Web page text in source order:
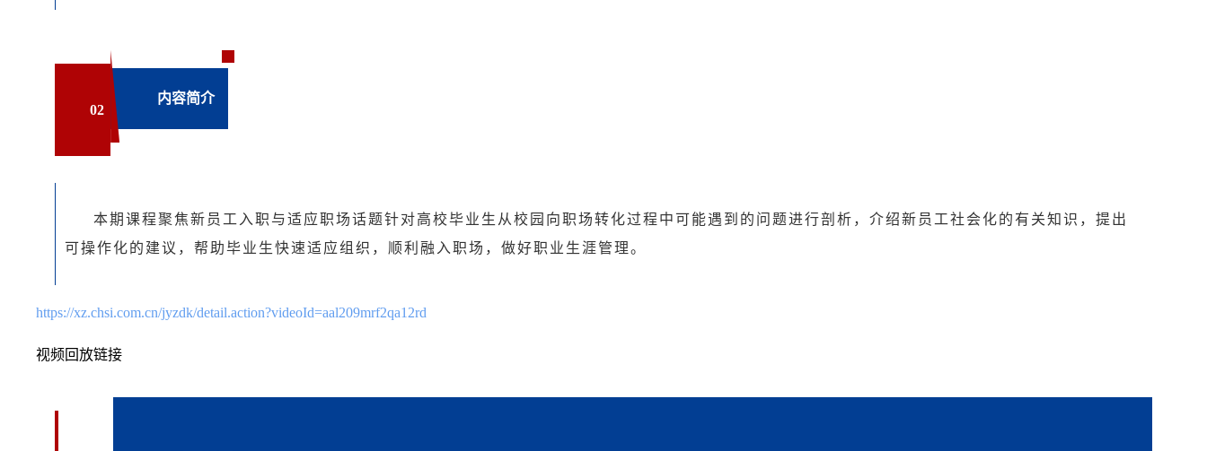
02
内容简介
本期课程聚焦新员工入职与适应职场话题针对高校毕业生从校园向职场转化过程中可能遇到的问题进行剖析，介绍新员工社会化的有关知识，提出
可操作化的建议，帮助毕业生快速适应组织，顺利融入职场，做好职业生涯管理。
https://xz.chsi.com.cn/jyzdk/detail.action?videoId=aal209mrf2qa12rd
视频回放链接